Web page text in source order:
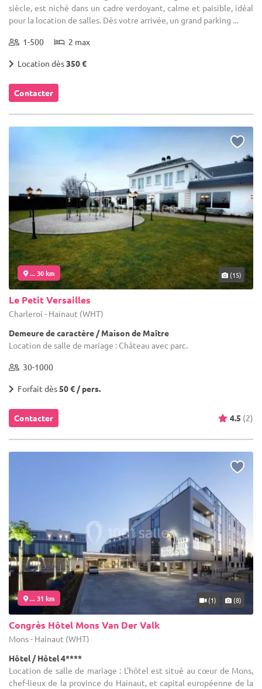
siècle, est niché dans un cadre verdoyant, calme et paisible, idéal
pour la location de salles. Dès votre arrivée, un grand parking ...
1-500 2 max
Location dès350 €
Contacter
... 30 km (15)
Le Petit Versailles
Charleroi - Hainaut (WHT)
Demeure de caractère / Maison de Maître
Location de salle de mariage : Château avec parc.
30-1000
Forfait dès50 € / pers.
Contacter 4.5 (2)
... 31 km (1) (8)
Congrès Hôtel Mons Van Der Valk
Mons - Hainaut (WHT)
Hôtel / Hôtel 4****
Location de salle de mariage : L'hôtel est situé au cœur de Mons,
chef-lieux de la province du Hainaut, et capital européenne de la